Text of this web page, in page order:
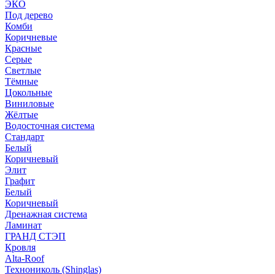
ЭКO
Под дерево
Комби
Коричневые
Красные
Серые
Светлые
Тёмные
Цокольные
Виниловые
Жёлтые
Водосточная система
Стандарт
Белый
Коричневый
Элит
Графит
Белый
Коричневый
Дренажная система
Ламинат
ГРАНД СТЭП
Кровля
Alta-Roof
Технониколь (Shinglas)